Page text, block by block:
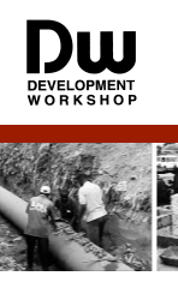
Skip
main
content
Skip
primary
sidebar
DW
Angola
Development
Workshop
Angola